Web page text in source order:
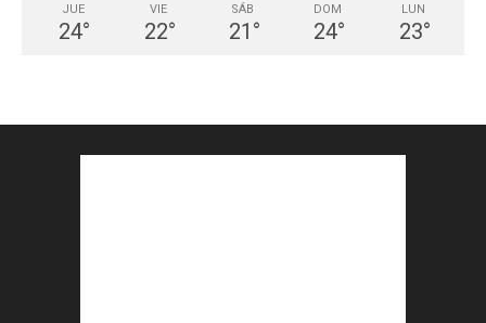
JUE
24°
VIE
22°
SÁB
21 °
DOM
24°
LUN
23°